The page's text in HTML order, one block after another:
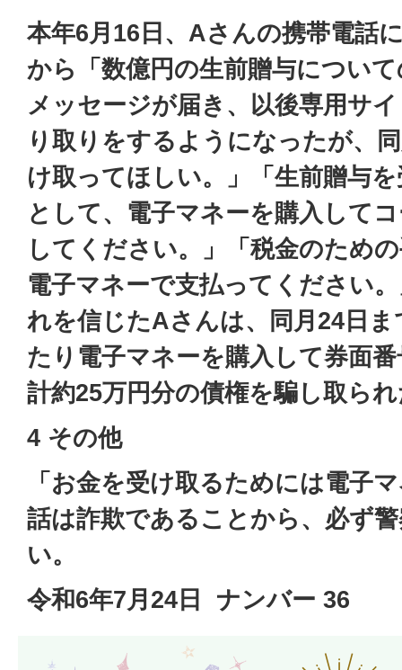
本年6月16日、Aさんの携帯電話
から「数億円の生前贈与につい
メッセージが届き、以後専用サ
り取りをするようになったが、
け取ってほしい。」「生前贈与
として、電子マネーを購入して
してください。」「税金のため
電子マネーで支払ってください
れを信じたAさんは、同月24日
たり電子マネーを購入して券面
計約25万円分の債権を騙し取ら
4 その他
「お金を受け取るためには電子
話は詐欺であることから、必ず
い。
令和6年7月24日 ナンバー 36